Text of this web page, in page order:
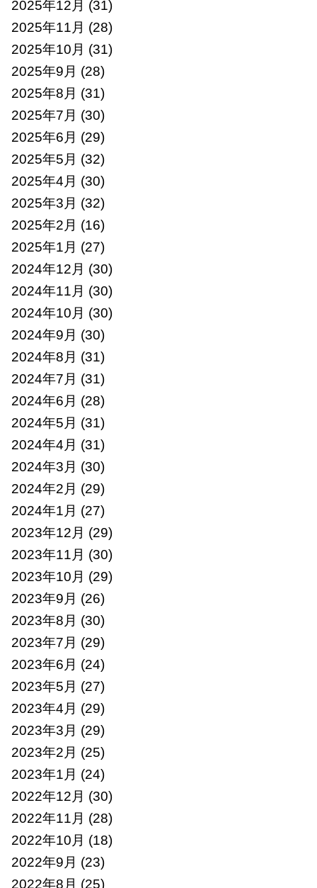
2025年12月 (31)
2025年11月 (28)
2025年10月 (31)
2025年9月 (28)
2025年8月 (31)
2025年7月 (30)
2025年6月 (29)
2025年5月 (32)
2025年4月 (30)
2025年3月 (32)
2025年2月 (16)
2025年1月 (27)
2024年12月 (30)
2024年11月 (30)
2024年10月 (30)
2024年9月 (30)
2024年8月 (31)
2024年7月 (31)
2024年6月 (28)
2024年5月 (31)
2024年4月 (31)
2024年3月 (30)
2024年2月 (29)
2024年1月 (27)
2023年12月 (29)
2023年11月 (30)
2023年10月 (29)
2023年9月 (26)
2023年8月 (30)
2023年7月 (29)
2023年6月 (24)
2023年5月 (27)
2023年4月 (29)
2023年3月 (29)
2023年2月 (25)
2023年1月 (24)
2022年12月 (30)
2022年11月 (28)
2022年10月 (18)
2022年9月 (23)
2022年8月 (25)